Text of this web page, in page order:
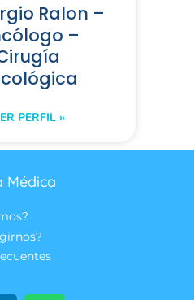
Ralon –
–
PERFIL »
Médica